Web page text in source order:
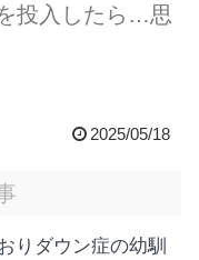
投入したら…思
2025/05/18
りダウン症の幼馴